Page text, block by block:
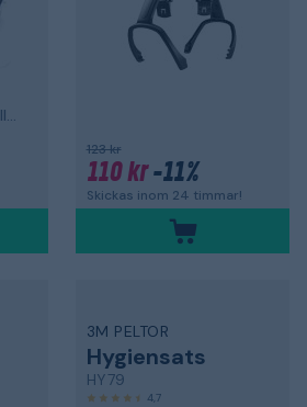
strl M/L, i låda med tillbehör
123 kr
110 kr-11%
Skickas inom 24 timmar!
3M PELTOR
Hygiensats
HY79
4,7